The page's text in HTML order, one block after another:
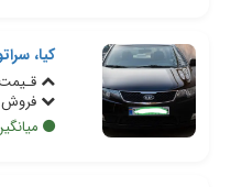
کیا، سراتو
قـیمت
فروش
میانگین سود: